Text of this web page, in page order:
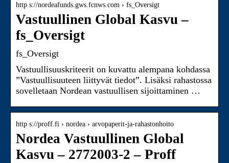
http s://nordeafunds.gws.fcnws.com › fs_Oversigt
Vastuullinen Global Kasvu –
fs_Oversigt
fs_Oversigt
Vastuullisuuskriteerit on kuvattu alempana kohdassa
”Vastuullisuuteen liittyvät tiedot”. Lisäksi rahastossa
sovelletaan Nordean vastuullisen sijoittaminen …
http s://proff.fi › nordea › arvopaperit-ja-rahastonhoito
Nordea Vastuullinen Global
Kasvu – 2772003-2 – Proff